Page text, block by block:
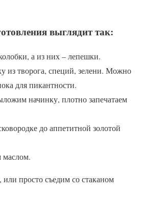
выглядит так:
а из них – лепешки.
из творога, специй, зелени. Можно
для пикантности.
начинку, плотно запечатаем
до аппетитной золотой
просто съедим со стаканом